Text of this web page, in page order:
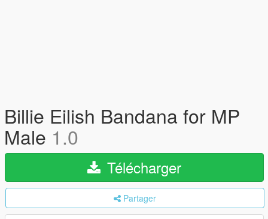
Billie Eilish Bandana for MP
Male 1.0
Télécharger
Partager